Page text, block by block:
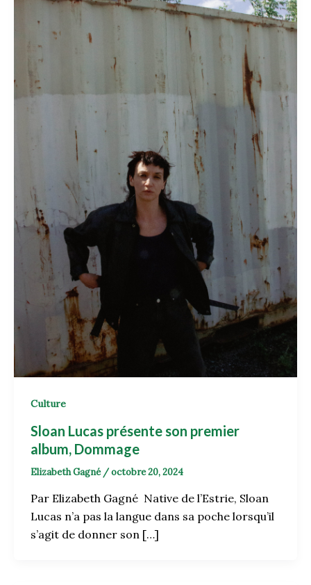
Culture
Sloan Lucas présente son premier
album, Dommage
Elizabeth Gagné /octobre 20, 2024
Par Elizabeth Gagné Native de l’Estrie, Sloan
Lucas n’a pas la langue dans sa poche lorsqu’il
s’agit de donner son […]